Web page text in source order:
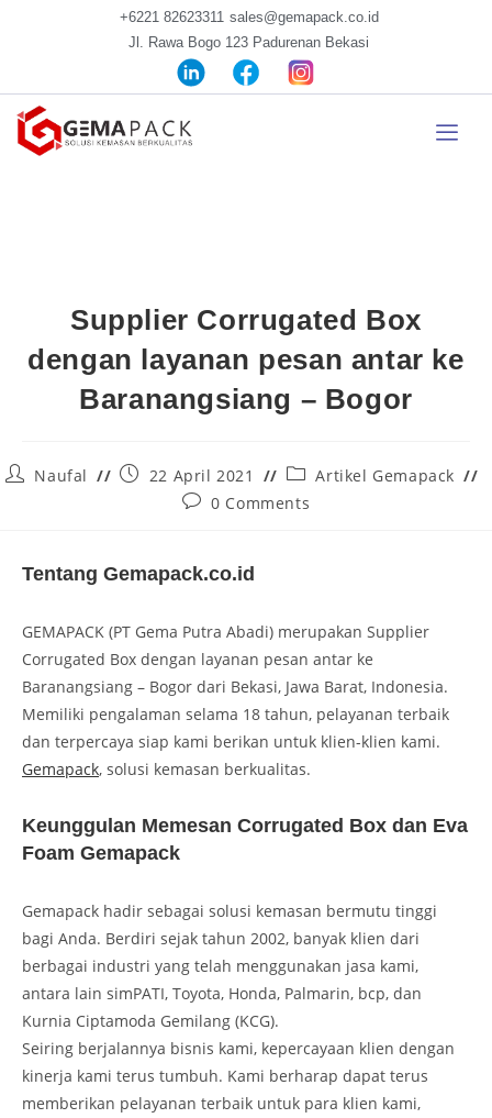
+6221 82623311 sales@gemapack.co.id
Jl. Rawa Bogo 123 Padurenan Bekasi
Supplier Corrugated Box
dengan layanan pesan antar ke
Baranangsiang – Bogor
Naufal 22 April 2021
Artikel Gemapack
0 Comments
Tentang Gemapack.co.id
GEMAPACK (PT Gema Putra Abadi) merupakan Supplier
Corrugated Box dengan layanan pesan antar ke
Baranangsiang – Bogor dari Bekasi, Jawa Barat, Indonesia.
Memiliki pengalaman selama 18 tahun, pelayanan terbaik
dan terpercaya siap kami berikan untuk klien-klien kami.
Gemapack, solusi kemasan berkualitas.
Keunggulan Memesan Corrugated Box dan Eva
Foam Gemapack
Gemapack hadir sebagai solusi kemasan bermutu tinggi
bagi Anda. Berdiri sejak tahun 2002, banyak klien dari
berbagai industri yang telah menggunakan jasa kami,
antara lain simPATI, Toyota, Honda, Palmarin, bcp, dan
Kurnia Ciptamoda Gemilang (KCG).
Seiring berjalannya bisnis kami, kepercayaan klien dengan
kinerja kami terus tumbuh. Kami berharap dapat terus
memberikan pelayanan terbaik untuk para klien kami,